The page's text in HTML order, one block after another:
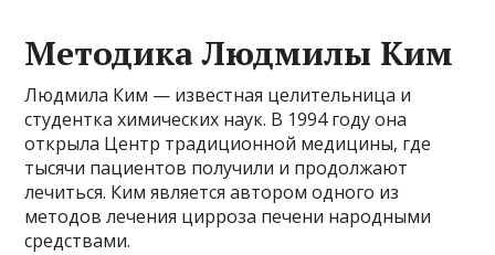
Методика Людмилы Ким
Людмила Ким — известная целительница и
студентка химических наук. В 1994 году она
открыла Центр традиционной медицины, где
тысячи пациентов получили и продолжают
лечиться. Ким является автором одного из
методов лечения цирроза печени народными
средствами.